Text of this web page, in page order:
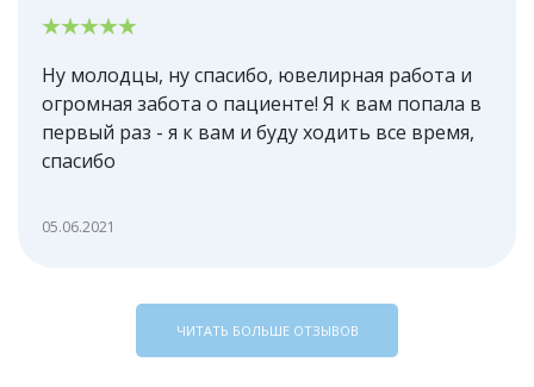
Ну молодцы, ну спасибо, ювелирная работа и
огромная забота о пациенте! Я к вам попала в
первый раз - я к вам и буду ходить все время,
спасибо
05.06.2021
ЧИТАТЬ БОЛЬШЕ ОТЗЫВОВ